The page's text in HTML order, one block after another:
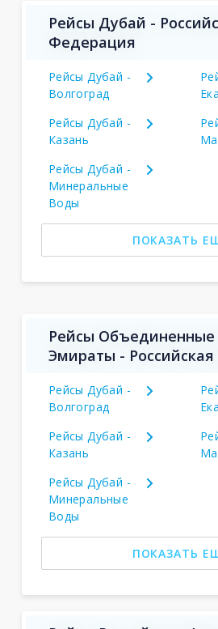
Рейсы Дубай -
Федерация
Рейсы Дубай -
Волгоград
Рейсы Дубай -
Казань
Рейсы Дубай -
Минеральные
Воды
ПОКАЗАТЬ
Рейсы Объединенные
Эмираты -
Рейсы Дубай -
Волгоград
Рейсы Дубай -
Казань
Рейсы Дубай -
Минеральные
Воды
ПОКАЗАТЬ